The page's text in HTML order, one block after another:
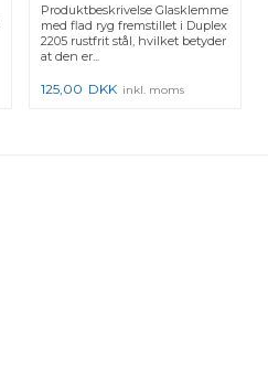
Produktbeskrivelse Glasklemme
med flad ryg fremstillet i Duplex
2205 rustfrit stål, hvilket betyder
at den er...
125,00 DKK inkl. moms